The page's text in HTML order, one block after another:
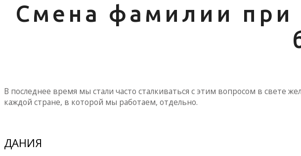
Смена фамилии при
В последнее время мы стали часто сталкиваться с этим вопросом в
каждой стране, в которой мы работаем, отдельно.
ДАНИЯ